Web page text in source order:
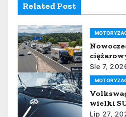
a
w
p
i
s
u
Related Post
Sie 7,
wielki
wersji 2.0
Lip 27,